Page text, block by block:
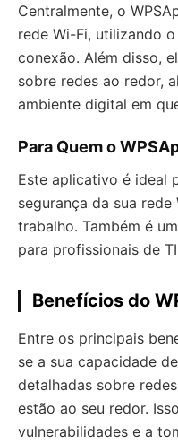
Centralmente, o
rede Wi-Fi, utilizando
conexão. Além disso,
sobre redes ao redor,
ambiente digital em
Para Quem o
Este aplicativo é ideal
segurança da sua
trabalho. Também é
para profissionais de
Benefícios do
Entre os principais
se a sua capacidade
detalhadas sobre
estão ao seu redor.
vulnerabilidades e a